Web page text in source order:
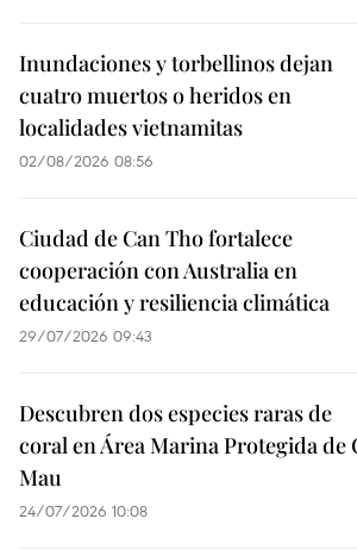
Inundaciones y torbellinos dejan
cuatro muertos o heridos en
localidades vietnamitas
02/08/2026 08:56
Ciudad de Can Tho fortalece
cooperación con Australia en
educación y resiliencia climática
29/07/2026 09:43
Descubren dos especies raras de
coral en Área Marina Protegida de
Mau
24/07/2026 10:08